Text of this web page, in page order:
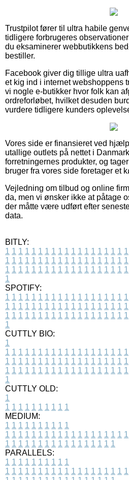
Trustpilot fører til ultra habile
tidligere forbrugeres
du eksaminerer webbutikkens
bestiller.
Facebook giver dig tillige ultra
et kig ind i internet webshoppens
vi nogle e-butikker hvor folk kan
ordreforløbet, hvilket desuden
vurdere tidligere kunders
Vores side er finansieret ved
utallige outlets på nettet i
forretningernes produkter, og
bruger fra vores side foretager et
Vejledning om tilbud og online
da, men vi ønsker ikke at påtage
der måtte være udført efter
data.
BITLY:
1 1 1 1 1 1 1 1 1 1 1 1 1 1 1 1 1 1 1
1 1 1 1 1 1 1 1 1 1 1 1 1 1 1 1 1 1 1
1 1 1 1 1 1 1 1 1 1 1 1 1 1 1 1 1 1 1
1
SPOTIFY:
1 1 1 1 1 1 1 1 1 1 1 1 1 1 1 1 1 1 1
1 1 1 1 1 1 1 1 1 1 1 1 1 1 1 1 1 1 1
1 1 1 1 1 1 1 1 1 1 1 1 1 1 1 1 1 1 1
1
CUTTLY BIO:
1
1 1 1 1 1 1 1 1 1 1 1 1 1 1 1 1 1 1 1
1 1 1 1 1 1 1 1 1 1 1 1 1 1 1 1 1 1 1
1 1 1 1 1 1 1 1 1 1 1 1 1 1 1 1 1 1 1
1
CUTTLY OLD:
1
1 1 1 1 1 1 1 1 1 1
MEDIUM:
1 1 1 1 1 1 1 1 1 1
1 1 1 1 1 1 1 1 1 1 1 1 1 1 1 1 1 1 1
1 1 1 1 1 1 1 1 1 1 1 1 1 1 1 1 1
PARALLELS:
1 1 1 1 1 1 1 1 1 1
1 1 1 1 1 1 1 1 1 1 1 1 1 1 1 1 1 1 1